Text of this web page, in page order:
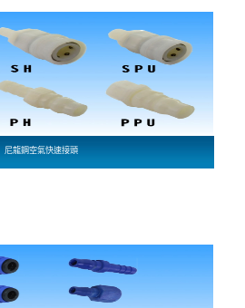
尼龍鋼空氣快速接頭